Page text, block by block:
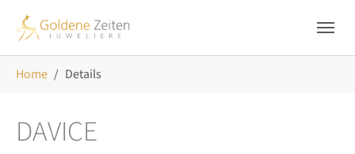
Home Details
DAVICE